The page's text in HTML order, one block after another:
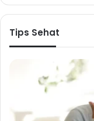
Tips Sehat